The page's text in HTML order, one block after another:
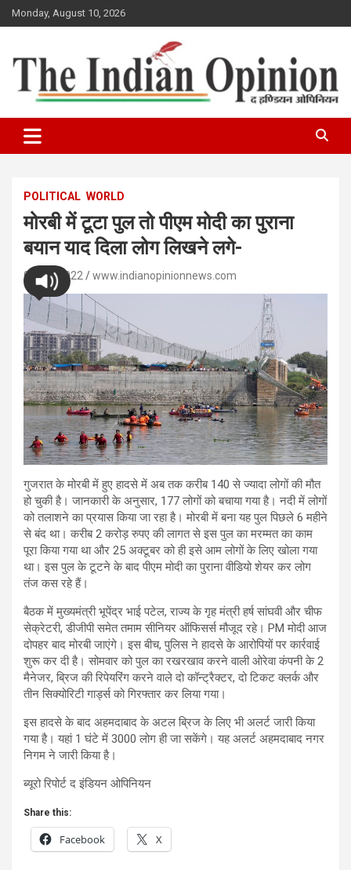
Skip
to
Monday, August 10, 2026
Indian Opinion News
POLITICAL WORLD
मोरबी में टूटा पुल तो पीएम मोदी का पुराना
बयान याद दिला लोग लिखने लगे-
05/11/2022 www.indianopinionnews.com
गुजरात के मोरबी में हुए हादसे में अब तक करीब 140 से ज्यादा लोगों की मौत
हो चुकी है। जानकारी के अनुसार, 177 लोगों को बचाया गया है। नदी में लोगों
को तलाशने का प्रयास किया जा रहा है। मोरबी में बना यह पुल पिछले 6 महीने
से बंद था। करीब 2 करोड़ रुपए की लागत से इस पुल का मरम्मत का काम
पूरा किया गया था और 25 अक्टूबर को ही इसे आम लोगों के लिए खोला गया
था। इस पुल के टूटने के बाद पीएम मोदी का पुराना वीडियो शेयर कर लोग
तंज कस रहे हैं।
बैठक में मुख्यमंत्री भूपेंद्र भाई पटेल, राज्य के गृह मंत्री हर्ष सांघवी और चीफ
सेक्रेटरी, डीजीपी समेत तमाम सीनियर ऑफिसर्स मौजूद रहे। PM मोदी आज
दोपहर बाद मोरबी जाएंगे। इस बीच, पुलिस ने हादसे के आरोपियों पर कार्रवाई
शुरू कर दी है। सोमवार को पुल का रखरखाव करने वाली ओरेवा कंपनी के 2
मैनेजर, ब्रिज की रिपेयरिंग करने वाले दो कॉन्ट्रैक्टर, दो टिकट क्लर्क और
तीन सिक्योरिटी गार्ड्स को गिरफ्तार कर लिया गया।
इस हादसे के बाद अहमदाबाद के अटल ब्रिज के लिए भी अलर्ट जारी किया
गया है। यहां 1 घंटे में 3000 लोग ही जा सकेंगे। यह अलर्ट अहमदाबाद नगर
निगम ने जारी किया है।
ब्यूरो रिपोर्ट द इंडियन ओपिनियन
Share this:
Facebook X